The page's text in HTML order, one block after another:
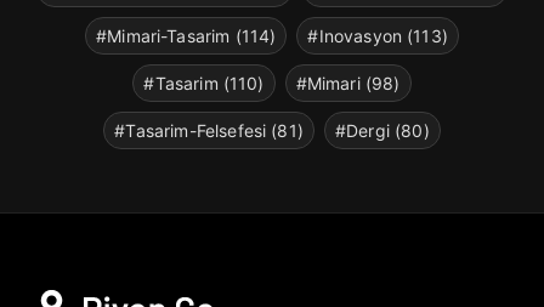
#Mimari-Tasarim (114) #Inovasyon (113)
#Tasarim (110) #Mimari (98)
#Tasarim-Felsefesi (81) #Dergi (80)